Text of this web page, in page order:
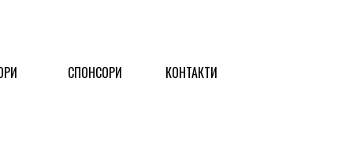
СПОНСОРИ КОНТАКТИ